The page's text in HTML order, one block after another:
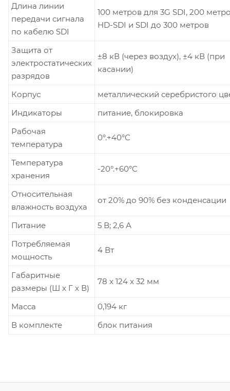
Длина линии
передачи сигнала
по кабелю SDI
100 метров для 3G SDI, 200
HD-SDI и SDI до 300 метров
Защита от
электростатических
разрядов
±8 кВ (через воздух), ±4 кВ (при
касании)
Корпус
металлический серебристого
Индикаторы
питание, блокировка
Рабочая
температура
0°.+40°C
Температура
хранения
-20°.+60°C
Относительная
влажность воздуха
от 20% до 90% без конденсации
Питание
5 В; 2,6 А
Потребляемая
мощность
4 Вт
Габаритные
размеры (Ш x Г x В)
78 x 124 x 32 мм
Масса
0,194 кг
В комплекте
блок питания